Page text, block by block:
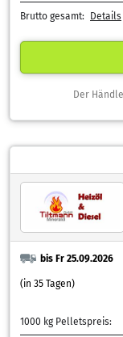
Brutto gesamt: Details
Der
bis Fr 25.09.2026
(in 35 Tagen)
1000 kg Pelletspreis: